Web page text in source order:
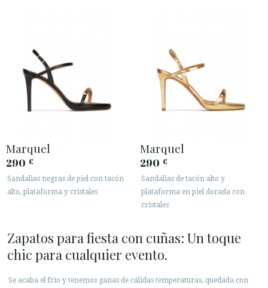
Marquel
290 €
Sandalias negras de piel con tacón
alto, plataforma y cristales
Marquel
290 €
Sandalias de tacón alto y
plataforma en piel dorada con
cristales
Zapatos para fiesta con cuñas: Un toque
chic para cualquier evento.
Se acaba el frio y tenemos ganas de cálidas temperaturas, quedada con